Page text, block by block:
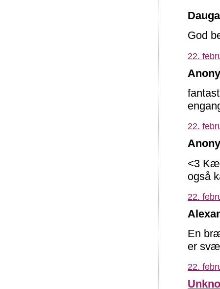
God
22.
22.
<3
også
22.
En
er
22.